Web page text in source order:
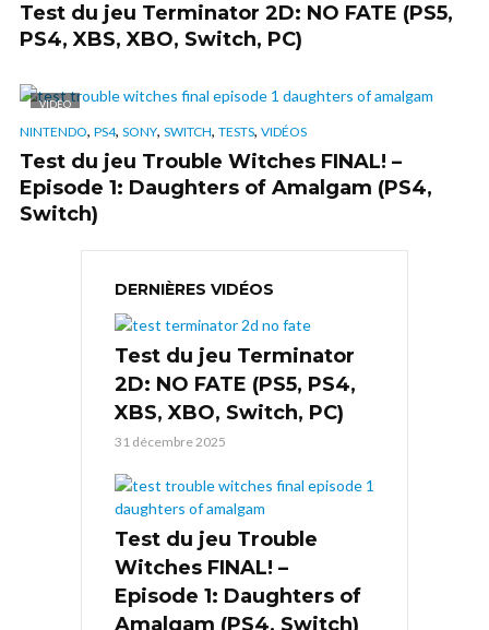
Test du jeu Terminator 2D: NO FATE (PS5,
PS4, XBS, XBO, Switch, PC)
VIDÉO
NINTENDO, PS4, SONY, SWITCH, TESTS, VIDÉOS
Test du jeu Trouble Witches FINAL! –
Episode 1: Daughters of Amalgam (PS4,
Switch)
DERNIÈRES VIDÉOS
Test du jeu Terminator
2D: NO FATE (PS5, PS4,
XBS, XBO, Switch, PC)
31 décembre 2025
Test du jeu Trouble
Witches FINAL! –
Episode 1: Daughters of
Amalgam (PS4, Switch)